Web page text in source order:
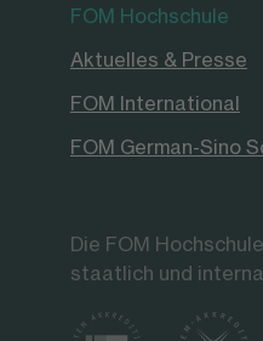
FOM Hochschule
Aktuelles & Presse
FOM International
FOM German-Sino
Die FOM
staatlich und